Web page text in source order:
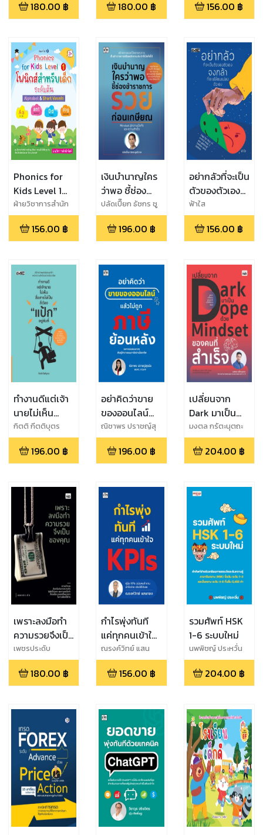
180.00 ฿
เสนองานแบบ
ครั้งที่ 3)
180.00 ฿ 156.00 ฿
Phonics for
Kids Level 1
โฟนิกส์สำหรับ
เด็ก ระดับต้น
Alphabet &
ฝ่ายวิชาการสำนัก
พิมพ์
156.00 ฿
เงินบำนาญใคร
ว่าพอ ชี้ช่อง
ข้าราชการรวย
ก่อนเกษียณ
ปลัดเปี๊ยก ธัชกร ชู
ศรีวาส
196.00 ฿
อย่ากลัวที่จะเป็น
ตัวของตัวเอง
จงกล้าที่จะ
เปลี่ยนแปลงตัว
เอง
ฟ้าใส
156.00 ฿
ทำงานดีแต่เจ้า
นายไม่เห็น
สื่อสารไม่เป็น ก็
ต้อง "แป้ก" อยู่
กับที่
กิตติ กีตติบุตร
196.00 ฿
อย่าคิดว่าขาย
ของออนไลน์
แล้วไม่ถูกเรียก
ภาษีย้อนหลัง
ณิชาพร ปราชญ์สุ
ชนัย
196.00 ฿
เปลี่ยนจาก
Dark มาเป็น
Dope ด้วย
Mindset ของ
คนที่สำเร็จ
มงตล กรัตะนุตถะ
204.00 ฿
เพราะลงมือทำ
ความรวยจึงเป็น
ของคุณ
เพชรประดับ
180.00 ฿
กำไรพุ่งทันที
แค่ทุกคนเข้าใจ
KPIs
ณรงค์วิทย์ แสน
ทอง
156.00 ฿
รวมศัพท์ HSK
1-6 ระบบใหม่
นพพิชญ์ ประหวั่น
204.00 ฿